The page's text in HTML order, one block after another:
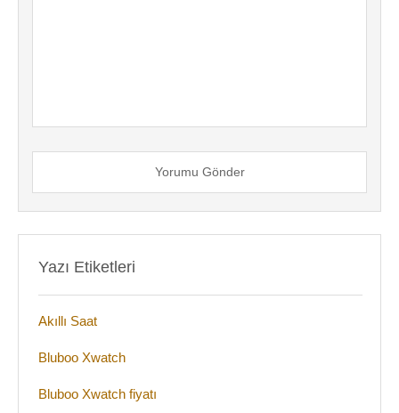
Yorumu Gönder
Yazı Etiketleri
Akıllı Saat
Bluboo Xwatch
Bluboo Xwatch fiyatı